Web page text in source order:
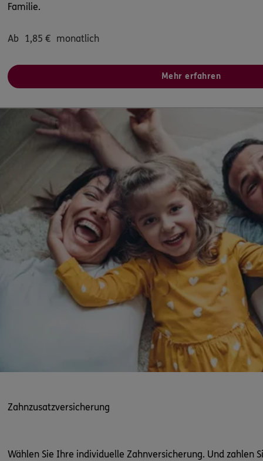
Familie.
Ab 1,85 € monatlich
Mehr erfahren
Zahnzusatzversicherung
Wählen Sie Ihre individuelle Zahnversicherung. Und zahlen